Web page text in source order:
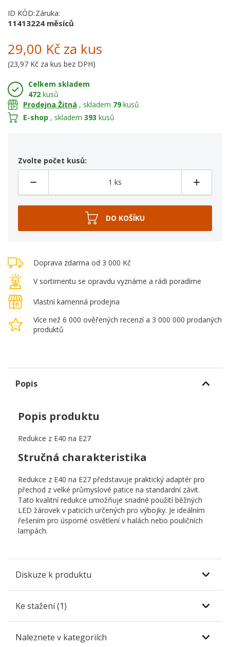
ID KÓD:
114132
Záruka:
24 měsíců
29,00 Kč za kus
(23,97 Kč za kus bez DPH)
Celkem skladem
472 kusů
Prodejna Žitná , skladem 79 kusů
E-shop , skladem 393 kusů
Zvolte počet kusů:
Doprava zdarma od 3 000 Kč
V sortimentu se opravdu vyznáme a rádi poradíme
Vlastní kamenná prodejna
Více než 6 000 ověřených recenzí a 3 000 000 prodaných
produktů
Popis
Popis produktu
Redukce z E40 na E27
Stručná charakteristika
Redukce z E40 na E27 představuje praktický adaptér pro
přechod z velké průmyslové patice na standardní závit.
Tato kvalitní redukce umožňuje snadné použití běžných
LED žárovek v paticích určených pro výbojky. Je ideálním
řešením pro úsporné osvětlení v halách nebo pouličních
lampách.
Diskuze k produktu
Ke stažení (1)
Naleznete v kategoriích